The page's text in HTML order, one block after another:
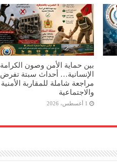
بين حماية الأمن وصون الكرامة
الإنسانية… أحداث سبتة تفرض
مراجعة شاملة للمقاربة الأمنية
والاجتماعية
1 أغسطس، 2026